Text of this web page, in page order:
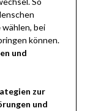
wählen, bei
können.
und
zur
und